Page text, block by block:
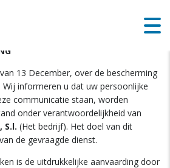
13 December, over de bescherming
informeren u dat uw persoonlijke
communicatie staan, worden
onder verantwoordelijkheid van
S.l. (Het bedrijf). Het doel van dit
de gevraagde dienst.
is de uitdrukkelijke aanvaarding door